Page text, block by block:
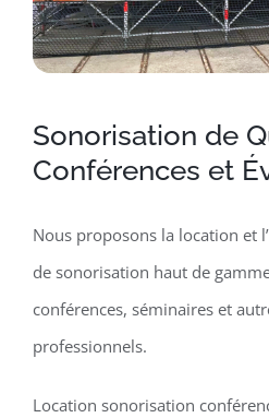
Sonorisation de
Conférences et
Nous proposons la location et
de sonorisation haut de
conférences, séminaires et
professionnels.
Location sonorisation